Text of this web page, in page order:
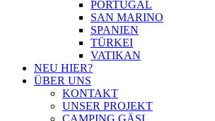
PORTUGAL
SAN MARINO
SPANIEN
TÜRKEI
VATIKAN
NEU HIER?
ÜBER UNS
KONTAKT
UNSER PROJEKT
CAMPING GÄSI